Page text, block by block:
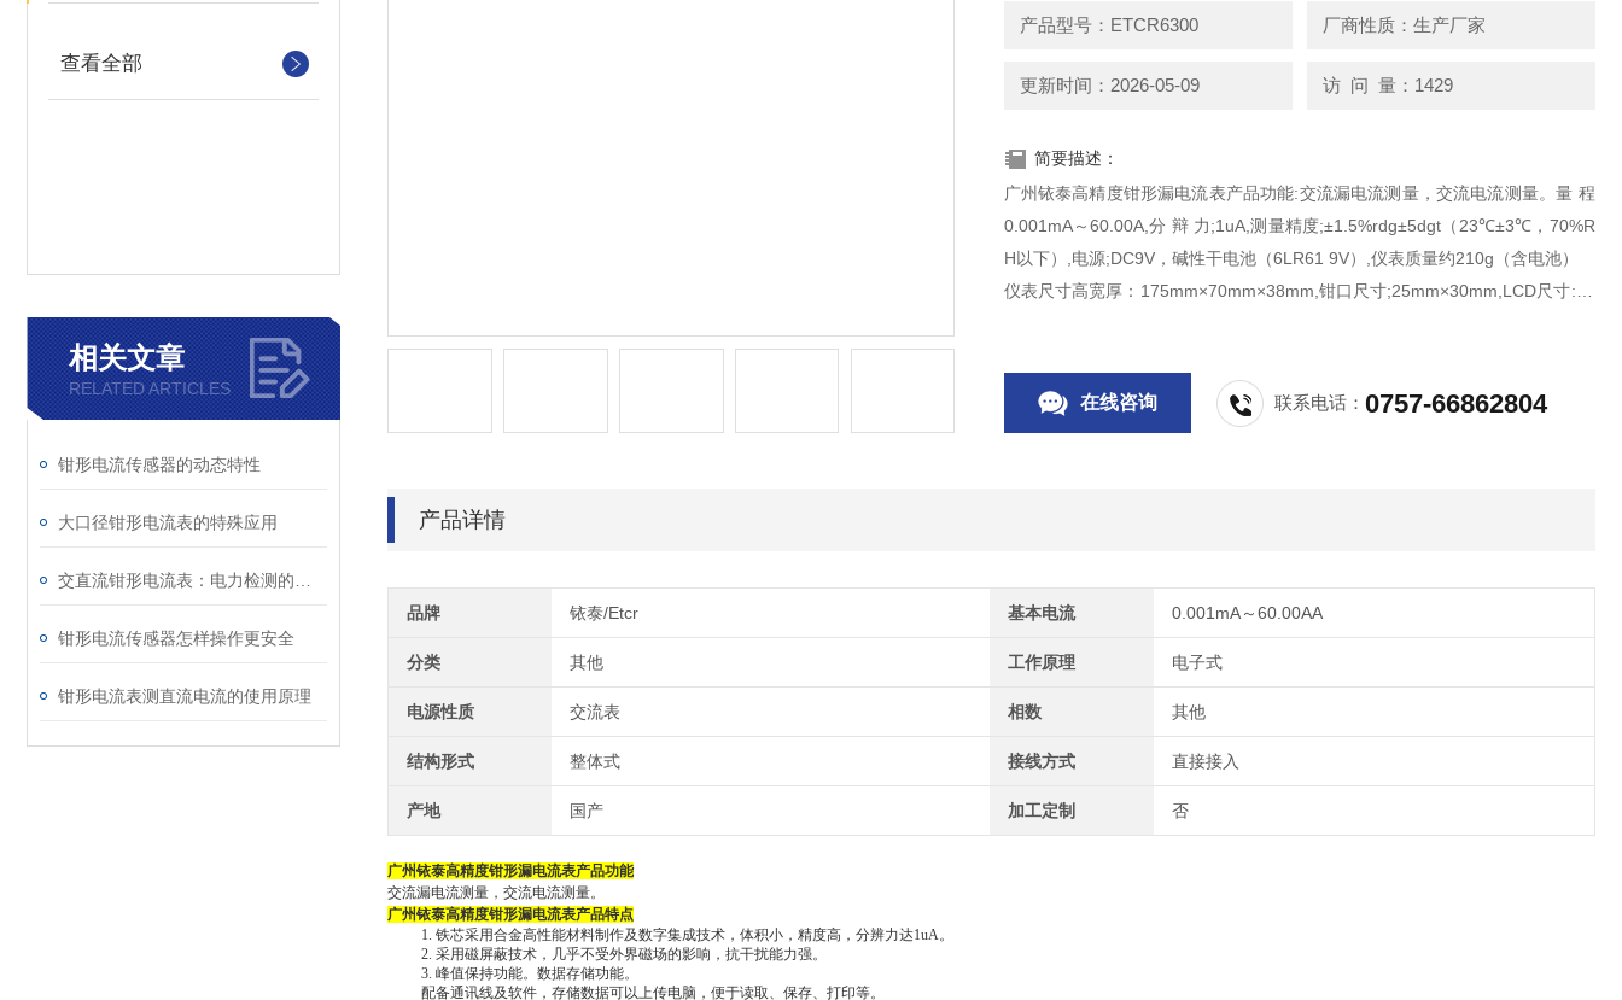
查看全部
相关文章
RELATED ARTICLES
钳形电流传感器的动态特性
大口径钳形电流表的特殊应用
钳形电流传感器怎样操作更安全
钳形电流表测直流电流的使用原理
产品型号：ETCR6300 厂商性质：生产厂家
更新时间：2026-05-09 访 问 量：1429
简要描述：
广州铱泰高精度钳形漏电流表产品功能:交流漏电流测量，交流电流测量。量 程
0.001mA～60.00A,分 辩 力;1uA,测量精度;±1.5%rdg±5dgt（23℃±3℃，70%R
H以下）,电源;DC9V，碱性干电池（6LR61 9V）,仪表质量约210g（含电池）
仪表尺寸高宽厚：175mm×70mm×38mm,钳口尺寸;25mm×30mm,LCD尺寸:35
在线咨询 联系电话：0757-66862804
产品详情
品牌 铱泰/Etcr 基本电流 0.001mA～60.00AA
分类 其他 工作原理 电子式
电源性质 交流表 相数 其他
结构形式 整体式 接线方式 直接接入
产地 国产 加工定制 否
广州铱泰高精度钳形漏电流表产品功能
交流漏电流测量，交流电流测量。
广州铱泰高精度钳形漏电流表产品特点
1. 铁芯采用合金高性能材料制作及数字集成技术，体积小，精度高，分辨力达1uA。
2. 采用磁屏蔽技术，几乎不受外界磁场的影响， 抗干扰能力强。
3. 峰值保持功能。数据存储功能。
配备通讯线及软件，存储数据可以上传电脑，便于读取、保存、打印等。